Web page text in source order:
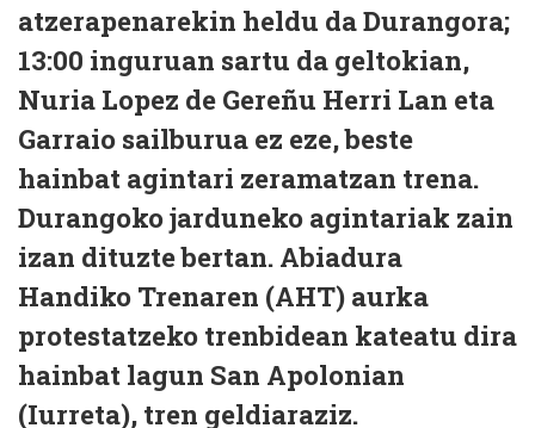
atzerapenarekin heldu da Durangora;
13:00 inguruan sartu da geltokian,
Nuria Lopez de Gereñu Herri Lan eta
Garraio sailburua ez eze, beste
hainbat agintari zeramatzan trena.
Durangoko jarduneko agintariak zain
izan dituzte bertan. Abiadura
Handiko Trenaren (AHT) aurka
protestatzeko trenbidean kateatu dira
hainbat lagun San Apolonian
(Iurreta), tren geldiaraziz.